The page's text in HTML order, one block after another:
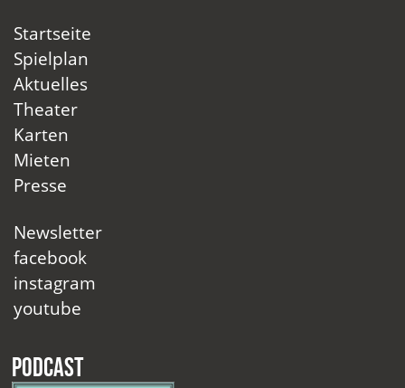
Startseite
Spielplan
Aktuelles
Theater
Karten
Mieten
Presse
Newsletter
facebook
instagram
youtube
Podcast